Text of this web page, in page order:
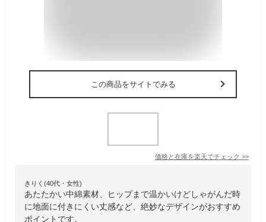
この商品をサイトでみる
価格と在庫を楽天でチェック >>
きりく(40代・女性)
あたたかい中綿素材、ヒップまで温かいけどしゃがんだ時
に地面に付きにくい丈感など、絶妙なデザインがおすすめ
ポイントです。